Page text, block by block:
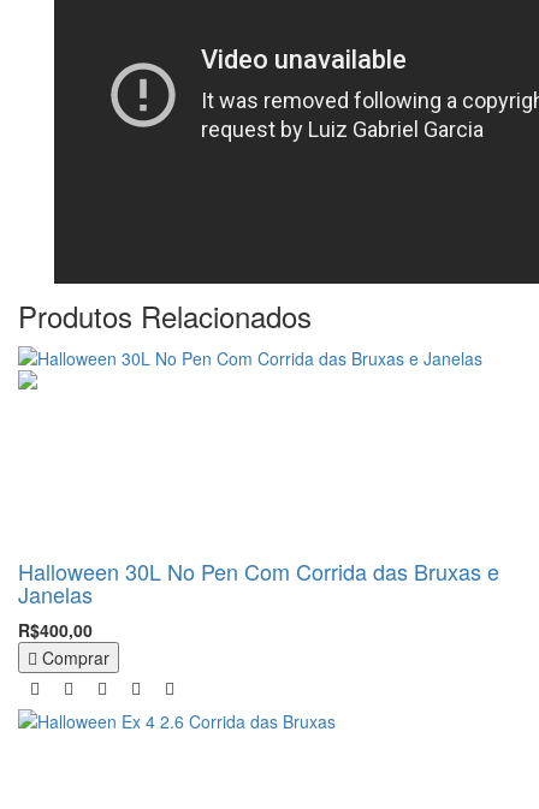
Produtos Relacionados
Halloween 30L No Pen Com Corrida das Bruxas e
Janelas
R$400,00
Comprar